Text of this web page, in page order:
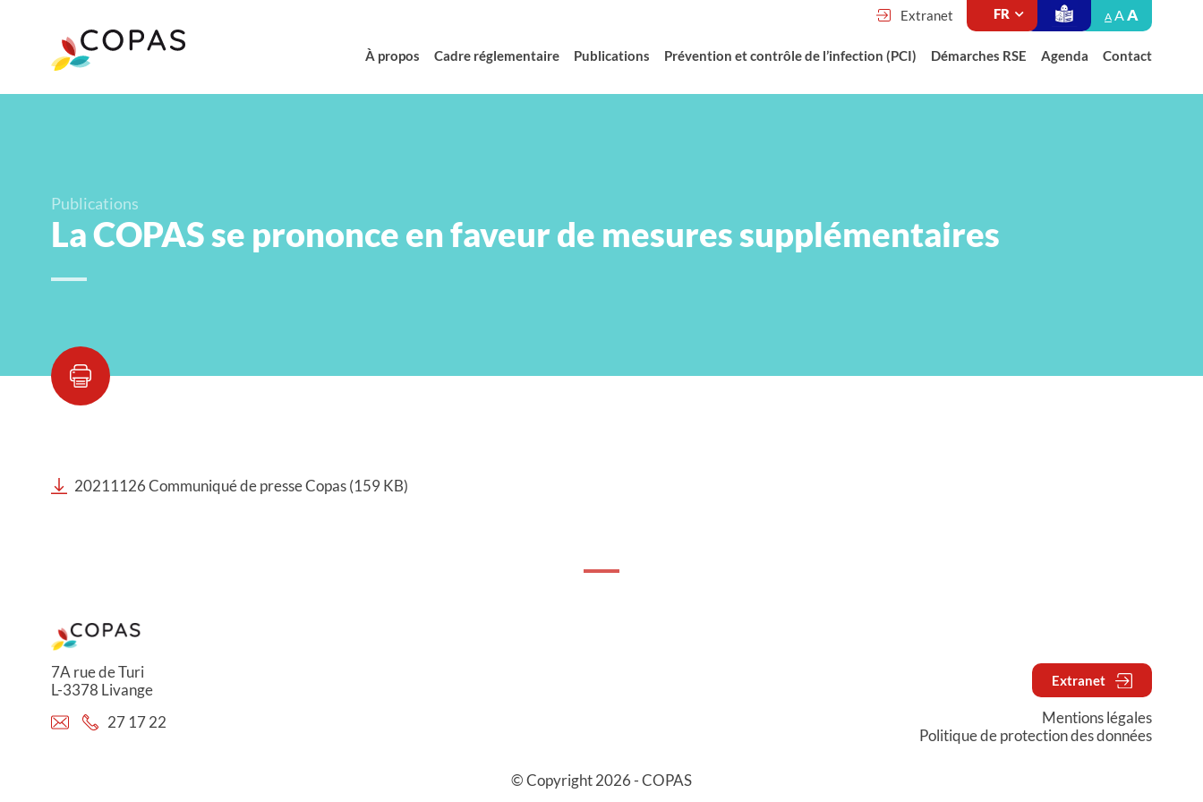
Extranet A AA
À propos Cadre réglementaire Publications Prévention et contrôle de l’infection (PCI) Démarches RSE Agenda Contact
Publications
La COPAS se prononce en faveur de mesures supplémentaires
20211126 Communiqué de presse Copas (159 KB)
7A rue de Turi
L-3378 Livange
27 17 22
Extranet
Mentions légales
Politique de protection des données
© Copyright 2026 - COPAS